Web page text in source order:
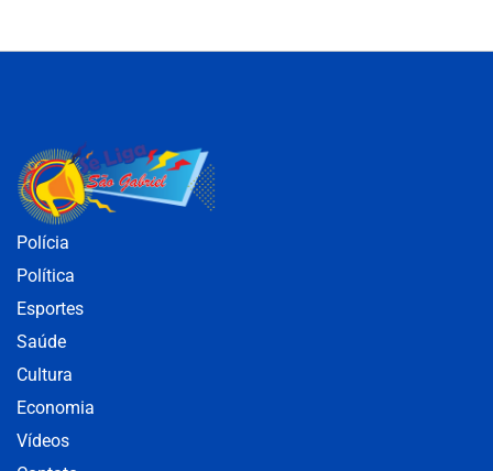
Polícia
Política
Esportes
Saúde
Cultura
Economia
Vídeos